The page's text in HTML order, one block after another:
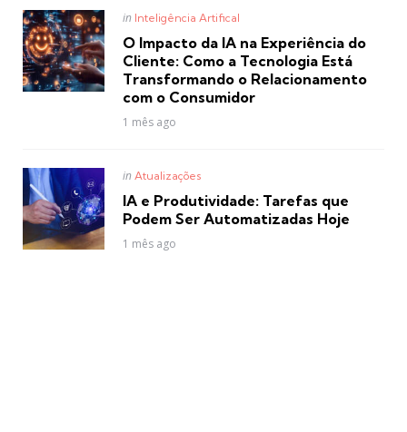
Posted
in Inteligência Artifical
O Impacto da IA na Experiência do
Cliente: Como a Tecnologia Está
Transformando o Relacionamento
com o Consumidor
1 mês ago
Posted
in Atualizações
IA e Produtividade: Tarefas que
Podem Ser Automatizadas Hoje
1 mês ago